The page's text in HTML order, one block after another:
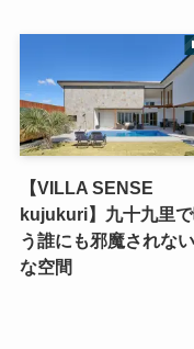
【VILLA SENSE
kujukuri】九十九里
う誰にも邪魔されな
な空間